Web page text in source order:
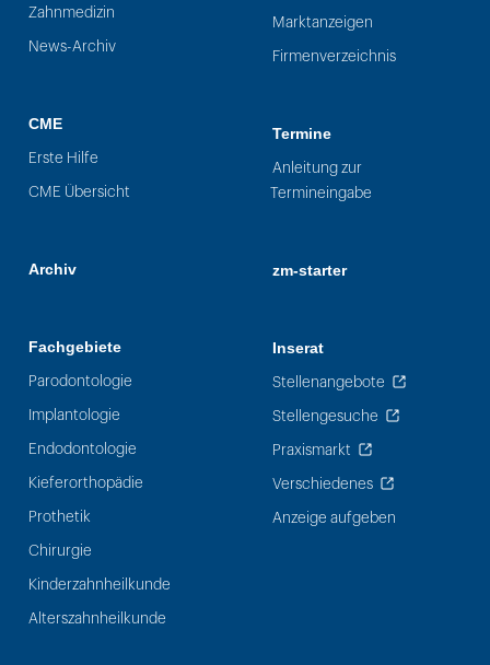
Zahnmedizin
News-Archiv
CME
Erste Hilfe
CME Übersicht
Archiv
Fachgebiete
Parodontologie
Implantologie
Endodontologie
Kieferorthopädie
Prothetik
Chirurgie
Kinderzahnheilkunde
Alterszahnheilkunde
Marktanzeigen
Firmenverzeichnis
Termine
Anleitung zur
Termineingabe
zm-starter
Inserat
Stellenangebote
Stellengesuche
Praxismarkt
Verschiedenes
Anzeige aufgeben